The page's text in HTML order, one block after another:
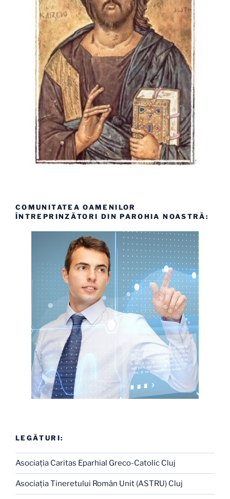
COMUNITATEA OAMENILOR
ÎNTREPRINZĂTORI DIN PAROHIA NOASTRĂ:
LEGĂTURI:
Asociaţia Caritas Eparhial Greco-Catolic Cluj
Asociaţia Tineretului Român Unit (ASTRU) Cluj